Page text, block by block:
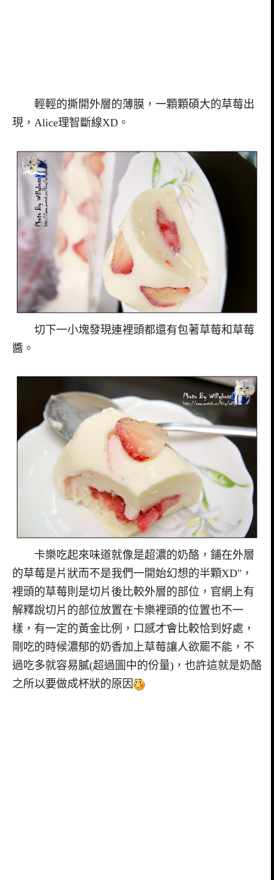
輕輕的撕開外層的薄膜，一顆顆碩大的草莓出
現，Alice理智斷線XD。
切下一小塊發現連裡頭都還有包著草莓和草莓
醬。
卡樂吃起來味道就像是超濃的奶酪，鋪在外層
的草莓是片狀而不是我們一開始幻想的半顆XD"，
裡頭的草莓則是切片後比較外層的部位，官網上有
解釋說切片的部位放置在卡樂裡頭的位置也不一
樣，有一定的黃金比例，口感才會比較恰到好處，
剛吃的時候濃郁的奶香加上草莓讓人欲罷不能，不
過吃多就容易膩(超過圖中的份量)，也許這就是奶酪
之所以要做成杯狀的原因